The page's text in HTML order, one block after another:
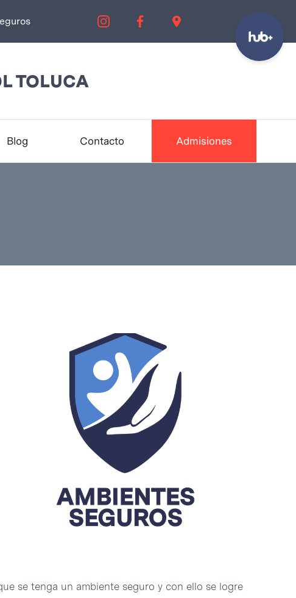
TOLUCA
Blog Contacto Admisiones
se tenga un ambiente seguro y con ello se logre